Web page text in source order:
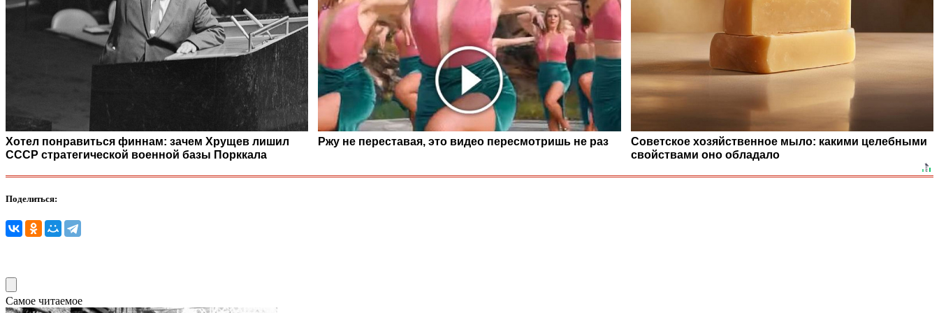
Хотел понравиться финнам: зачем Хрущев лишил
СССР стратегической военной базы Порккала
Ржу не переставая, это видео пересмотришь не раз
Советское хозяйственное мыло: какими целебными
свойствами оно обладало
Поделиться:
Самое читаемое